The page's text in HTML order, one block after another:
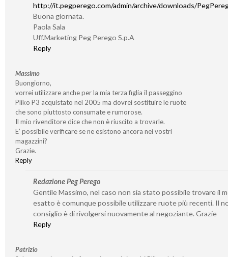
http://it.pegperego.com/admin/archive/downloads/
Buona giornata.
Paola Sala
Uff.Marketing Peg Perego S.p.A
Reply
Massimo
Buongiorno,
vorrei utilizzare anche per la mia terza figlia il passeggino
Pliko P3 acquistato nel 2005 ma dovrei sostituire le ruote
che sono piuttosto consumate e rumorose.
Il mio rivenditore dice che non è riuscito a trovarle.
E’ possibile verificare se ne esistono ancora nei vostri
magazzini?
Grazie.
Reply
Redazione Peg Perego
Gentile Massimo, nel caso non sia stato possibile trovare il
esatto è comunque possibile utilizzare ruote più recenti. Il
consiglio è di rivolgersi nuovamente al negoziante. Grazie
Reply
Patrizio